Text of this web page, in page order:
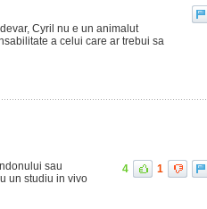
Cyril nu e un animalut
a celui care ar trebui sa
sau
un studiu in vivo
4 1